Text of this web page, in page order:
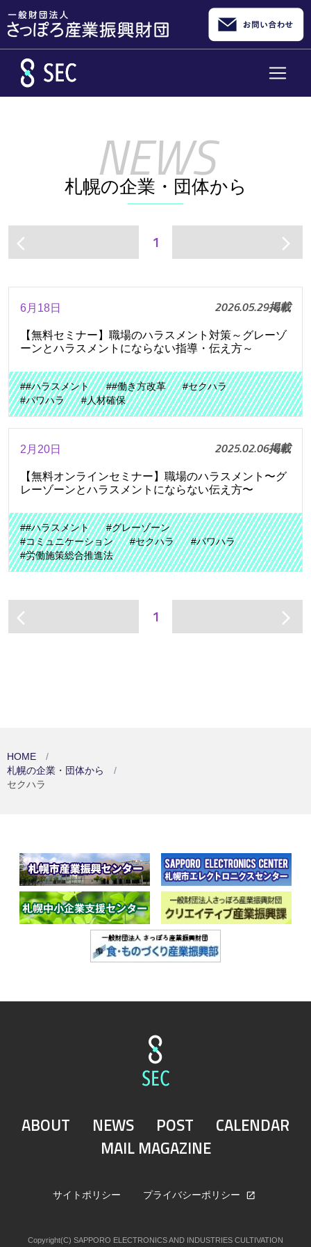
札幌の企業・団体から
arrow_back_ios 1 arrow_forward_ios
6月18日 2026.05.29掲載
【無料セミナー】職場のハラスメント対策～グレーゾ
ーンとハラスメントにならない指導・伝え方～
##ハラスメント ##働き方改革
#セクハラ
#パワハラ
#人材確保
2月20日 2025.02.06掲載
【無料オンラインセミナー】職場のハラスメント〜グ
レーゾーンとハラスメントにならない伝え方〜
##ハラスメント
#グレーゾーン
#コミュニケーション
#セクハラ
#パワハラ
#労働施策総合推進法
arrow_back_ios 1 arrow_forward_ios
HOME
札幌の企業・団体から
セクハラ
ABOUT NEWS POST
CALENDAR
MAIL MAGAZINE
サイトポリシー プライバシーポリシー
Copyright(C) SAPPORO ELECTRONICS AND INDUSTRIES CULTIVATION